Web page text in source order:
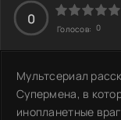
0
Голосов: 0
Мультсериал
Супермена, в
инопланетные